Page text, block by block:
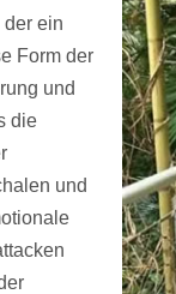
ein
Form der
und
die
und